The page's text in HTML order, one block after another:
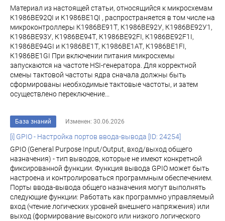
Материал из настоящей статьи, относящийся к микросхемам
К1986ВЕ92QI и К1986ВЕ1QI , распространяется в том числе на
микроконтроллеры К1986ВЕ91Т, К1986ВЕ92У, К1986ВЕ92У1,
К1986ВЕ93У, К1986ВЕ94Т, К1986ВЕ92FI, К1986ВЕ92F1I,
К1986ВЕ94GI и К1986ВЕ1Т, К1986ВЕ1АТ, К1986ВЕ1FI,
К1986ВЕ1GI При включении питания микросхемы
запускаются на частоте HSI-генератора. Для корректной
смены тактовой частоты ядра сначала должны быть
сформированы необходимые тактовые частоты, и затем
осуществлено переключение...
База знаний Изменен: 30.06.2026
[i] GPIO - Настройка портов ввода-вывода [ID: 24254]
GPIO (General Purpose Input/Output, вход/выход общего
назначения) - тип выводов, которые не имеют конкретной
фиксированной функции. Функция вывода GPIO может быть
настроена и контролироваться программным обеспечением.
Порты ввода-вывода общего назначения могут выполнять
следующие функции: Работать как программно управляемый
вход (чтение логических уровней внешнего напряжения) или
выход (формирование высокого или низкого логического